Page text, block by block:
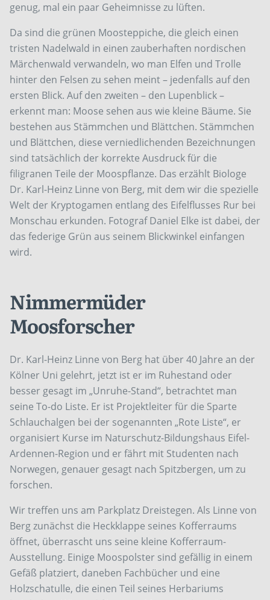
genug, mal ein paar Geheimnisse zu lüften.
Da sind die grünen Moosteppiche, die gleich einen
tristen Nadelwald in einen zauberhaften nordischen
Märchenwald verwandeln, wo man Elfen und Trolle
hinter den Felsen zu sehen meint – jedenfalls auf den
ersten Blick. Auf den zweiten – den Lupenblick –
erkennt man: Moose sehen aus wie kleine Bäume. Sie
bestehen aus Stämmchen und Blättchen. Stämmchen
und Blättchen, diese verniedlichenden Bezeichnungen
sind tatsächlich der korrekte Ausdruck für die
filigranen Teile der Moospflanze. Das erzählt Biologe
Dr. Karl-Heinz Linne von Berg, mit dem wir die spezielle
Welt der Kryptogamen entlang des Eifelflusses Rur bei
Monschau erkunden. Fotograf Daniel Elke ist dabei, der
das federige Grün aus seinem Blickwinkel einfangen
wird.
Nimmermüder
Moosforscher
Dr. Karl-Heinz Linne von Berg hat über 40 Jahre an der
Kölner Uni gelehrt, jetzt ist er im Ruhestand oder
besser gesagt im „Unruhe-Stand“, betrachtet man
seine To-do Liste. Er ist Projektleiter für die Sparte
Schlauchalgen bei der sogenannten „Rote Liste“, er
organisiert Kurse im Naturschutz-Bildungshaus Eifel-
Ardennen-Region und er fährt mit Studenten nach
Norwegen, genauer gesagt nach Spitzbergen, um zu
forschen.
Wir treffen uns am Parkplatz Dreistegen. Als Linne von
Berg zunächst die Heckklappe seines Kofferraums
öffnet, überrascht uns seine kleine Kofferraum-
Ausstellung. Einige Moospolster sind gefällig in einem
Gefäß platziert, daneben Fachbücher und eine
Holzschatulle, die einen Teil seines Herbariums